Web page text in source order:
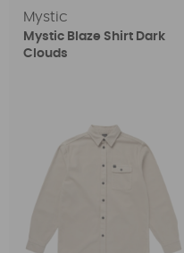
Mystic
Mystic Blaze Shirt Dark
Clouds